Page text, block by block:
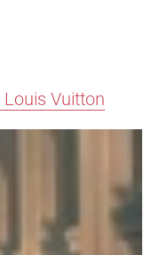
Louis Vuitton